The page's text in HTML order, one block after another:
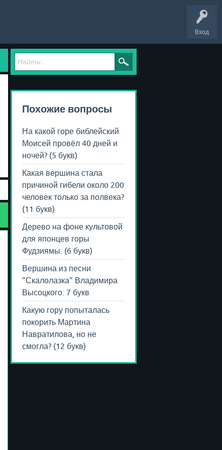
Вход
Похожие вопросы
На какой горе библейский
Моисей провёл 40 дней и
ночей? (5 букв)
Какая вершина стала
причиной гибели около 200
человек только за полвека?
(11 букв)
Дерево на фоне культовой
для японцев горы
Фудзиямы. (6 букв)
Вершина из песни
"Скалолазка" Владимира
Высоцкого. 7 букв
Какую гору попыталась
покорить Мартина
Навратилова, но не
смогла? (12 букв)